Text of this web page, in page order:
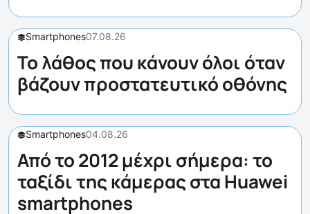
Smartphones07.08.26
Το λάθος που κάνουν όλοι όταν
βάζουν προστατευτικό οθόνης
Smartphones04.08.26
Από το 2012 μέχρι σήμερα: το
ταξίδι της κάμερας στα Huawei
smartphones